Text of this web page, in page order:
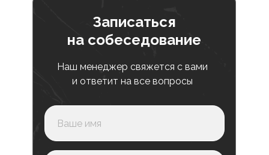
Записаться
на собеседование
Наш менеджер свяжется с вами
и ответит на все вопросы